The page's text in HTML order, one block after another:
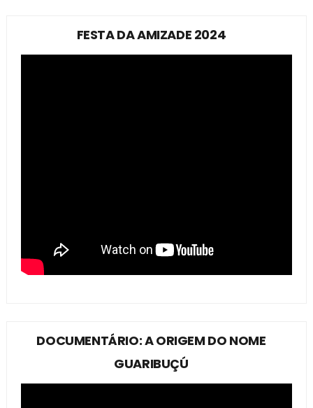
FESTA DA AMIZADE 2024
DOCUMENTÁRIO: A ORIGEM DO NOME
GUARIBUÇÚ